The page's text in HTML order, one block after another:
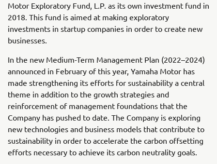
Motor Exploratory Fund, L.P. as its own investment fund in
2018. This fund is aimed at making exploratory
investments in startup companies in order to create new
businesses.
In the new Medium-Term Management Plan (2022–2024)
announced in February of this year, Yamaha Motor has
made strengthening its efforts for sustainability a central
theme in addition to the growth strategies and
reinforcement of management foundations that the
Company has pushed to date. The Company is exploring
new technologies and business models that contribute to
sustainability in order to accelerate the carbon offsetting
efforts necessary to achieve its carbon neutrality goals.